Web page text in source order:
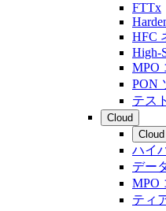
FTTx
HFC
High-
MPO
PON
テス
Cloud
Cloud
ハイ
デー
MPO
ティ